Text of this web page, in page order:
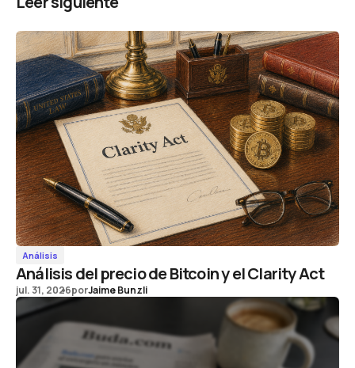
Análisis
Análisis del precio de Bitcoin y el Clarity Act
jul. 31, 2026porJaime Bunzli